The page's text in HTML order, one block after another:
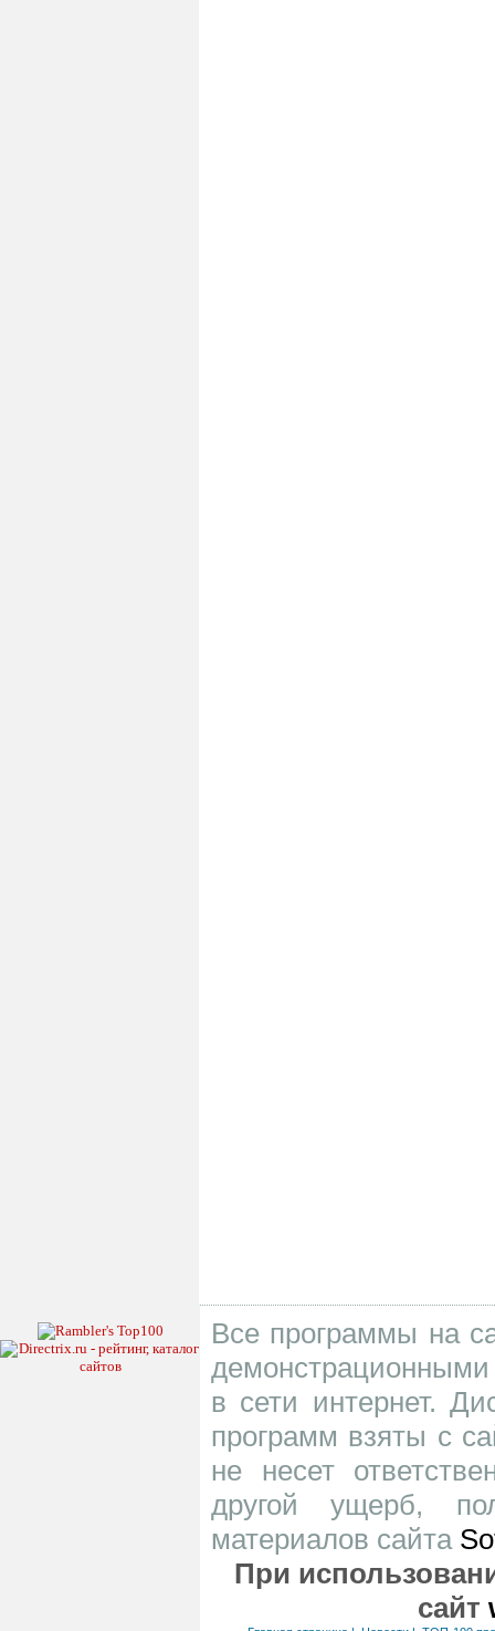
Все программы на
в сети интернет.
программ взяты с
не несет
другой ущерб,
материалов сайта
При
сайт